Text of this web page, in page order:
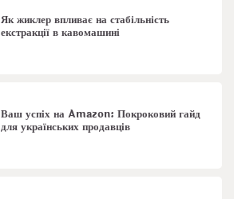
Як жиклер впливає на стабільність
екстракції в кавомашині
Ваш успіх на Amazon: Покроковий гайд
для українських продавців